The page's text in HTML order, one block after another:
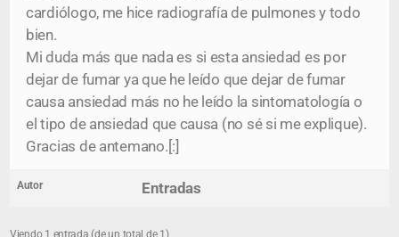
cardiólogo, me hice radiografía de pulmones y todo
bien.
Mi duda más que nada es si esta ansiedad es por
dejar de fumar ya que he leído que dejar de fumar
causa ansiedad más no he leído la sintomatología o
el tipo de ansiedad que causa (no sé si me explique).
Gracias de antemano.[:]
Autor Entradas
Viendo 1 entrada (de un total de 1)